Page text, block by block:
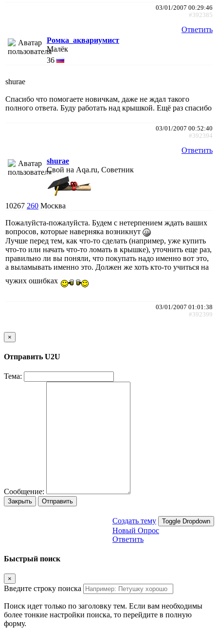
03/01/2007 00:29:46
#392385
Ответить
Ромка_аквариумист
Малёк
36
shurae
Спасибо что помогаете новичкам, даже не ждал такого
полного ответа. Буду работать над крышкой. Ещё раз спасибо
03/01/2007 00:52:40
#392394
Ответить
shurae
Свой на Aqa.ru, Советник
10267 260 Москва
Пожалуйста-пожалуйста. Будем с нетерпением ждать ваших
вопросов, которые наверняка возникнут
Лучше перед тем, как что-то сделать (например, уже купить
что-то или начать что-то ломать в крышке), уточнить еще раз,
правильно ли вы поняли, что покупать надо именно вот это,
а выламывать именно это. Должен же хоть кто-то учиться на
чужих ошибках
03/01/2007 01:01:38
#392399
×
Отправить U2U
Тема:
Сообщение:
Закрыть Отправить
Создать тему Toggle Dropdown
Новый Опрос
Ответить
Быстрый поиск
×
Введите строку поиска
Поиск идет только по заголовку тем. Если вам необходимы
более тонкие настройки поиска, то перейдите в полную
форму.